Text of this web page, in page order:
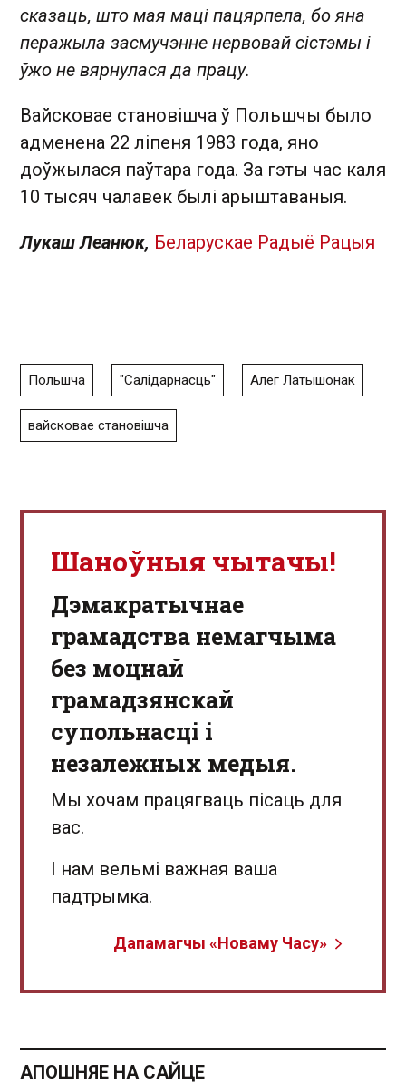
сказаць, што мая маці пацярпела, бо яна
перажыла засмучэнне нервовай сістэмы і
ўжо не вярнулася да працу.
Вайсковае становішча ў Польшчы было
адменена 22 ліпеня 1983 года, яно
доўжылася паўтара года. За гэты час каля
10 тысяч чалавек былі арыштаваныя.
Лукаш Леанюк, Беларускае Радыё Рацыя
Польшча "Салідарнасць" Алег Латышонак
вайсковае становішча
Шаноўныя чытачы!
Дэмакратычнае
грамадства немагчыма
без моцнай
грамадзянскай
супольнасці і
незалежных медыя.
Мы хочам працягваць пісаць для
вас.
І нам вельмі важная ваша
падтрымка.
Дапамагчы «Новаму Часу»
АПОШНЯЕ НА САЙЦЕ